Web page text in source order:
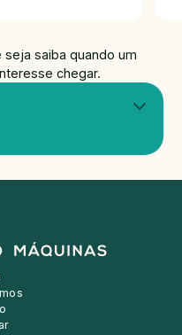
saiba quando um
chegar.